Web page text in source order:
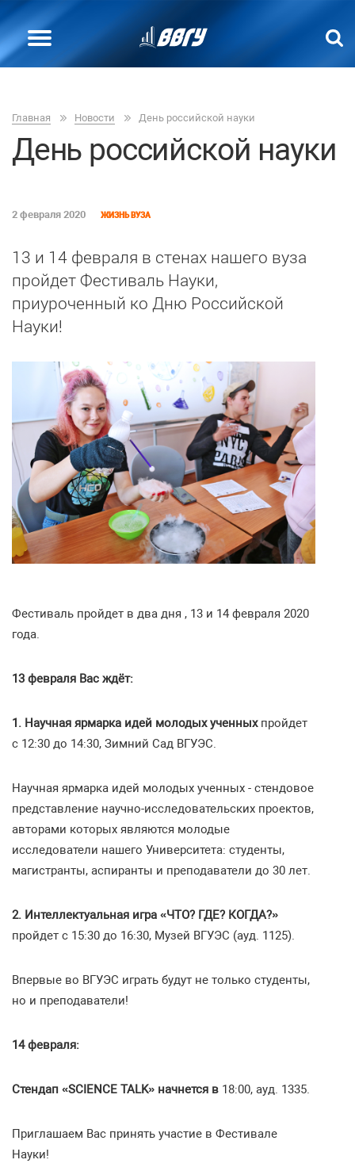
Главная Новости День российской науки
День российской науки
2 февраля 2020 ЖИЗНЬ ВУЗА
13 и 14 февраля в стенах нашего вуза
пройдет Фестиваль Науки,
приуроченный ко Дню Российской
Науки!
Фестиваль пройдет в два дня , 13 и 14 февраля 2020
года.
13 февраля Вас ждёт:
1. Научная ярмарка идей молодых ученных пройдет
с 12:30 до 14:30, Зимний Сад ВГУЭС.
Научная ярмарка идей молодых ученных - стендовое
представление научно-исследовательских проектов,
авторами которых являются молодые
исследователи нашего Университета: студенты,
магистранты, аспиранты и преподаватели до 30 лет.
2. Интеллектуальная игра «ЧТО? ГДЕ? КОГДА?»
пройдет с 15:30 до 16:30, Музей ВГУЭС (ауд. 1125).
Впервые во ВГУЭС играть будут не только студенты,
но и преподаватели!
14 февраля:
Стендап «SCIENCE TALK» начнется в 18:00, ауд. 1335.
Приглашаем Вас принять участие в Фестивале
Науки!